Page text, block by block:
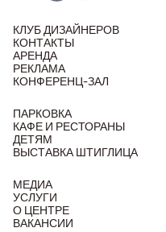
КЛУБ ДИЗАЙНЕРОВ
КОНТАКТЫ
АРЕНДА
РЕКЛАМА
КОНФЕРЕНЦ-ЗАЛ
ПАРКОВКА
КАФЕ И РЕСТОРАНЫ
ДЕТЯМ
ВЫСТАВКА ШТИГЛИЦА
МЕДИА
УСЛУГИ
О ЦЕНТРЕ
ВАКАНСИИ